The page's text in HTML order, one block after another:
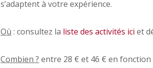
s’adaptent à votre expérience.
Où : consultez la liste des activités ici et
Combien ? entre 28 € et 46 € en fonction